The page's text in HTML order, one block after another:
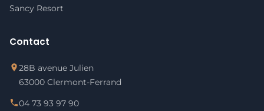
Sancy Resort
Contact
28B avenue Julien
63000 Clermont-Ferrand
04 73 93 97 90